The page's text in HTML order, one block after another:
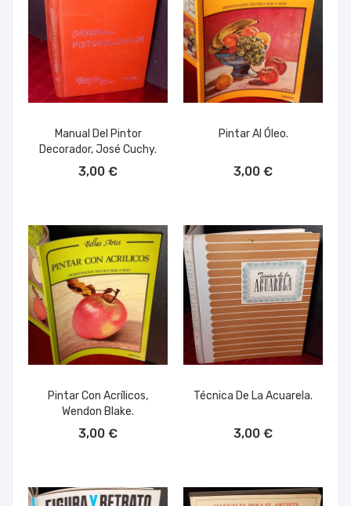
Manual Del Pintor
Decorador, José Cuchy.
3,00 €
Pintar Al Óleo.
3,00 €
Pintar Con Acrílicos,
Wendon Blake.
3,00 €
Técnica De La Acuarela.
3,00 €